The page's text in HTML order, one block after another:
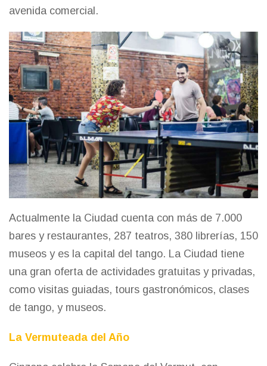
avenida comercial.
Actualmente la Ciudad cuenta con más de 7.000
bares y restaurantes, 287 teatros, 380 librerías, 150
museos y es la capital del tango. La Ciudad tiene
una gran oferta de actividades gratuitas y privadas,
como visitas guiadas, tours gastronómicos, clases
de tango, y museos.
La Vermuteada del Año